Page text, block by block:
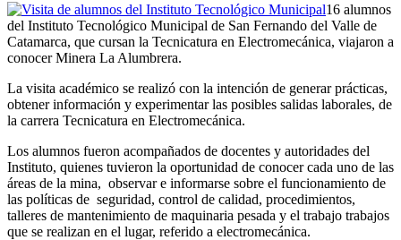
16 alumnos
del Instituto Tecnológico Municipal de San Fernando del Valle de
Catamarca, que cursan la Tecnicatura en Electromecánica, viajaron a
conocer Minera La Alumbrera.
La visita académico se realizó con la intención de generar prácticas,
obtener información y experimentar las posibles salidas laborales, de
la carrera Tecnicatura en Electromecánica.
Los alumnos fueron acompañados de docentes y autoridades del
Instituto, quienes tuvieron la oportunidad de conocer cada uno de las
áreas de la mina, observar e informarse sobre el funcionamiento de
las políticas de seguridad, control de calidad, procedimientos,
talleres de mantenimiento de maquinaria pesada y el trabajo trabajos
que se realizan en el lugar, referido a electromecánica.